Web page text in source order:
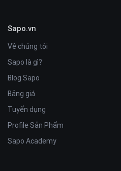
Sapo.vn
Về chúng tôi
Sapo là gì?
Blog Sapo
Bảng giá
Tuyển dụng
Profile Sản Phẩm
Sapo Academy